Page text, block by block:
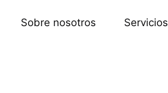
Sobre nosotros Servicios